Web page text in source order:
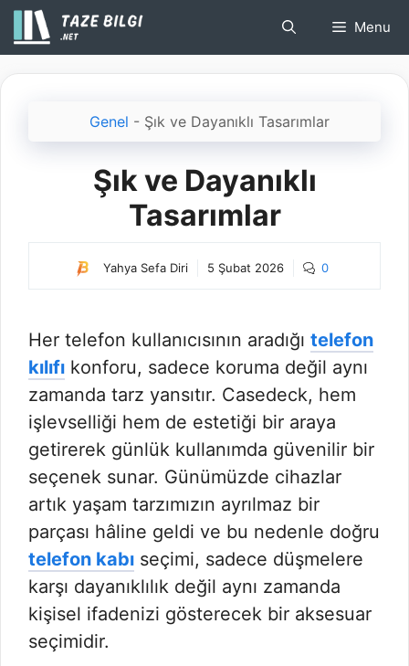
İçeriğe
atla
Menu
Genel - Şık ve Dayanıklı Tasarımlar
Şık ve Dayanıklı
Tasarımlar
Yahya Sefa Diri 5 Şubat 2026 0
Her telefon kullanıcısının aradığı telefon
kılıfı konforu, sadece koruma değil aynı
zamanda tarz yansıtır. Casedeck, hem
işlevselliği hem de estetiği bir araya
getirerek günlük kullanımda güvenilir bir
seçenek sunar. Günümüzde cihazlar
artık yaşam tarzımızın ayrılmaz bir
parçası hâline geldi ve bu nedenle doğru
telefon kabı seçimi, sadece düşmelere
karşı dayanıklılık değil aynı zamanda
kişisel ifadenizi gösterecek bir aksesuar
seçimidir.